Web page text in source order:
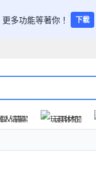
多功能等著你！ 下載
個人清潔 玩具休閒